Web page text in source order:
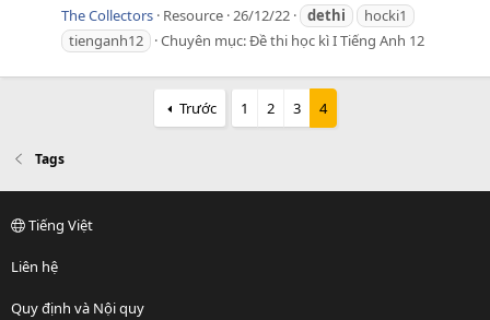
The Collectors Resource 26/12/22 dethi
hocki1
tienganh12
Chuyên mục:Đề thi học kì I Tiếng Anh 12
Trước 1 2 3 4
Tags
Tiếng Việt
Liên hệ
Quy định và Nội quy